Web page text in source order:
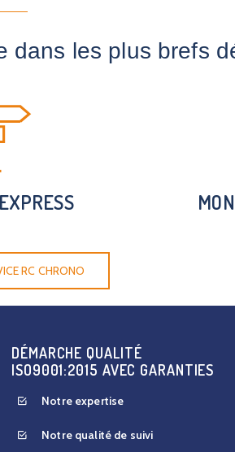
dans les plus brefs
RC CHRONO
DÉMARCHE QUALITÉ
ISO9001:2015 AVEC GARANTIES
Notre expertise
Notre qualité de suivi